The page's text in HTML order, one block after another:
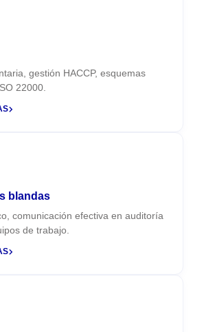
gestión HACCP, esquemas
22000.
blandas
comunicación efectiva en auditoría
de trabajo.